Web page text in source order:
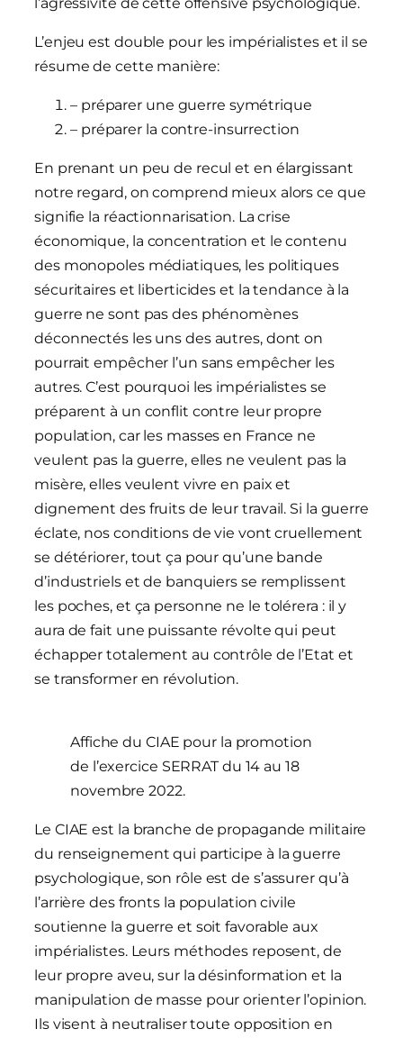
L’enjeu est double pour les impérialistes et il se
résume de cette manière:
– préparer une guerre symétrique
– préparer la contre-insurrection
En prenant un peu de recul et en élargissant
notre regard, on comprend mieux alors ce que
signifie la réactionnarisation. La crise
économique, la concentration et le contenu
des monopoles médiatiques, les politiques
sécuritaires et liberticides et la tendance à la
guerre ne sont pas des phénomènes
déconnectés les uns des autres, dont on
pourrait empêcher l’un sans empêcher les
autres. C’est pourquoi les impérialistes se
préparent à un conflit contre leur propre
population, car les masses en France ne
veulent pas la guerre, elles ne veulent pas la
misère, elles veulent vivre en paix et
dignement des fruits de leur travail. Si la guerre
éclate, nos conditions de vie vont cruellement
se détériorer, tout ça pour qu’une bande
d’industriels et de banquiers se remplissent
les poches, et ça personne ne le tolérera : il y
aura de fait une puissante révolte qui peut
échapper totalement au contrôle de l’Etat et
se transformer en révolution.
Affiche du CIAE pour la promotion
de l’exercice SERRAT du 14 au 18
novembre 2022.
Le CIAE est la branche de propagande militaire
du renseignement qui participe à la guerre
psychologique, son rôle est de s’assurer qu’à
l’arrière des fronts la population civile
soutienne la guerre et soit favorable aux
impérialistes. Leurs méthodes reposent, de
leur propre aveu, sur la désinformation et la
manipulation de masse pour orienter l’opinion.
Ils visent à neutraliser toute opposition en